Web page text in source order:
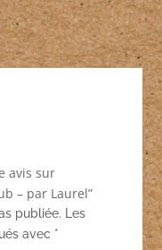
avis sur
– par Laurel”
publiée.
Les
avec *